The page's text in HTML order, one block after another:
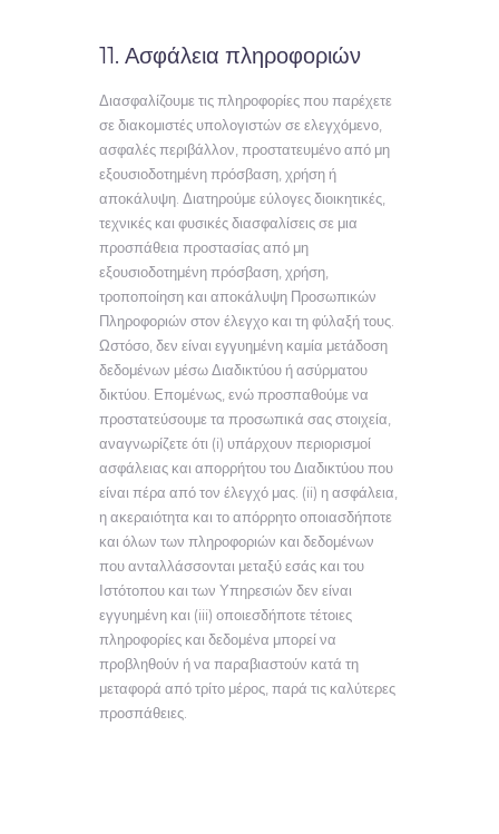
11. Ασφάλεια πληροφοριών
Διασφαλίζουμε τις πληροφορίες που παρέχετε
σε διακομιστές υπολογιστών σε ελεγχόμενο,
ασφαλές περιβάλλον, προστατευμένο από μη
εξουσιοδοτημένη πρόσβαση, χρήση ή
αποκάλυψη. Διατηρούμε εύλογες διοικητικές,
τεχνικές και φυσικές διασφαλίσεις σε μια
προσπάθεια προστασίας από μη
εξουσιοδοτημένη πρόσβαση, χρήση,
τροποποίηση και αποκάλυψη Προσωπικών
Πληροφοριών στον έλεγχο και τη φύλαξή τους.
Ωστόσο, δεν είναι εγγυημένη καμία μετάδοση
δεδομένων μέσω Διαδικτύου ή ασύρματου
δικτύου. Επομένως, ενώ προσπαθούμε να
προστατεύσουμε τα προσωπικά σας στοιχεία,
αναγνωρίζετε ότι (i) υπάρχουν περιορισμοί
ασφάλειας και απορρήτου του Διαδικτύου που
είναι πέρα από τον έλεγχό μας. (ii) η ασφάλεια,
η ακεραιότητα και το απόρρητο οποιασδήποτε
και όλων των πληροφοριών και δεδομένων
που ανταλλάσσονται μεταξύ εσάς και του
Ιστότοπου και των Υπηρεσιών δεν είναι
εγγυημένη και (iii) οποιεσδήποτε τέτοιες
πληροφορίες και δεδομένα μπορεί να
προβληθούν ή να παραβιαστούν κατά τη
μεταφορά από τρίτο μέρος, παρά τις καλύτερες
προσπάθειες.